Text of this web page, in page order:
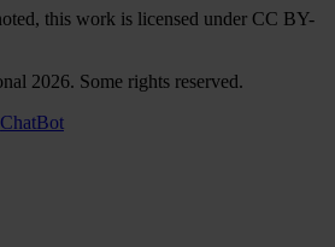
this work is licensed under CC BY-
2026. Some rights reserved.
ChatBot